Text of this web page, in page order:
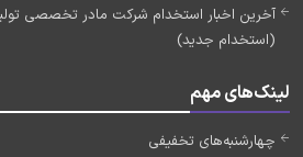
(استخدام جدید)
لینک‌های مهم
چهارشنبه‌های تخفیفی